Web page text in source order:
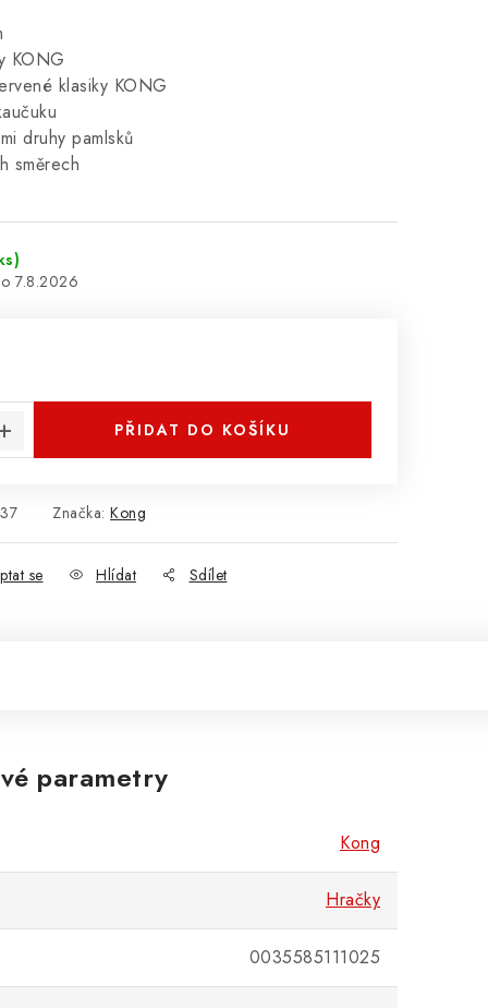
KONG
klasiky KONG
druhy pamlsků
směrech
7.8.2026
PŘIDAT DO KOŠÍKU
Značka: Kong
se Hlídat Sdílet
parametry
Kong
Hračky
0035585111025